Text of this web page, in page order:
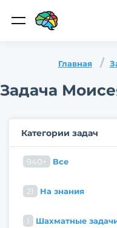
Главная
Задача
Категории задач
940+ Все
21 На знания
1 Шахматные